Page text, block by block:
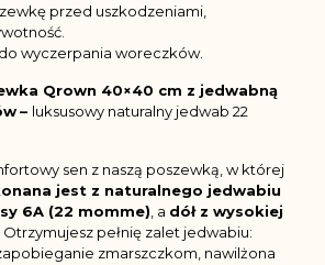
przed uszkodzeniami,
wyczerpania woreczków.
Qrown 40×40 cm z jedwabną
– luksusowy naturalny jedwab 22
sen z naszą poszewką, w której
jest z naturalnego jedwabiu
6A (22 momme) , a dół z wysokiej
. Otrzymujesz pełnię zalet jedwabiu:
zmarszczkom, nawilżona